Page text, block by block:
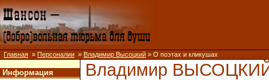
Главная » Персоналии » Владимир Высоцкий » О поэтах и кликушах
Информация Владимир